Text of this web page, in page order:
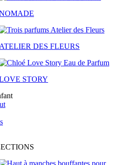
ATELIER DES FLEURS
STORY